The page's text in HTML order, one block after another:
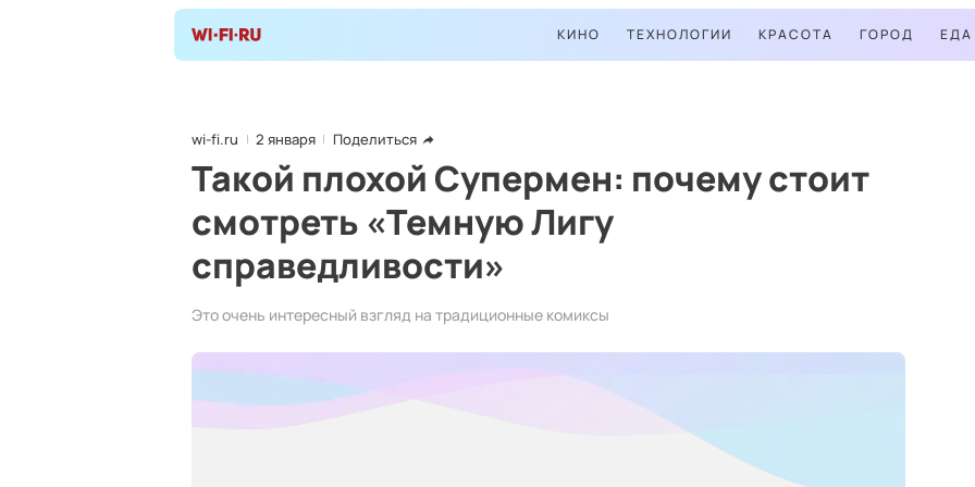
КИНО ТЕХНОЛОГИИ КРАСОТА ГОРОД ЕДА
wi-fi.ru 2 января Поделиться
Такой плохой Супермен: почему стоит
смотреть «Темную Лигу
справедливости»
Это очень интересный взгляд на традиционные комиксы